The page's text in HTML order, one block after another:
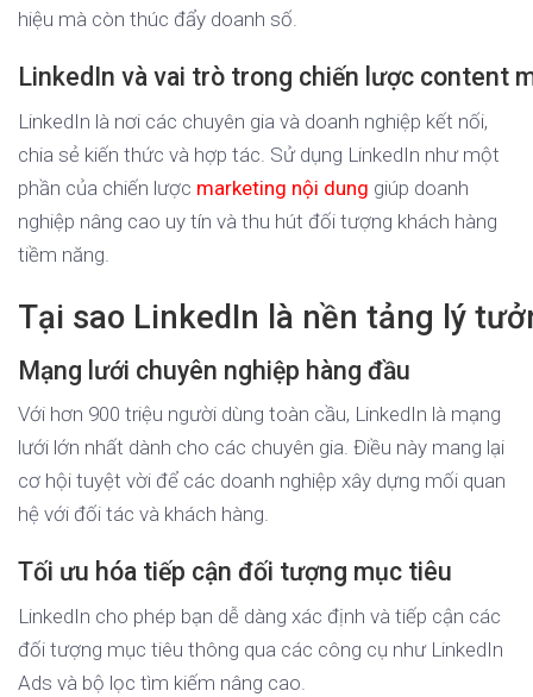
hiệu mà còn thúc đẩy doanh số.
LinkedIn và vai trò trong chiến lược content
LinkedIn là nơi các chuyên gia và doanh nghiệp kết nối,
chia sẻ kiến thức và hợp tác. Sử dụng LinkedIn như một
phần của chiến lược marketing nội dung giúp doanh
nghiệp nâng cao uy tín và thu hút đối tượng khách hàng
tiềm năng.
Tại sao LinkedIn là nền tảng lý
Mạng lưới chuyên nghiệp hàng đầu
Với hơn 900 triệu người dùng toàn cầu, LinkedIn là mạng
lưới lớn nhất dành cho các chuyên gia. Điều này mang lại
cơ hội tuyệt vời để các doanh nghiệp xây dựng mối quan
hệ với đối tác và khách hàng.
Tối ưu hóa tiếp cận đối tượng mục tiêu
LinkedIn cho phép bạn dễ dàng xác định và tiếp cận các
đối tượng mục tiêu thông qua các công cụ như LinkedIn
Ads và bộ lọc tìm kiếm nâng cao.